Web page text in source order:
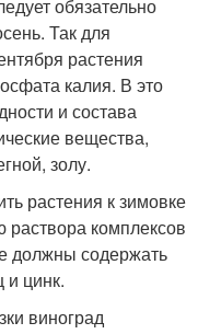
обязательно
Так для
растения
калия. В это
и состава
вещества,
золу.
растения к зимовке
комплексов
должны содержать
цинк.
виноград